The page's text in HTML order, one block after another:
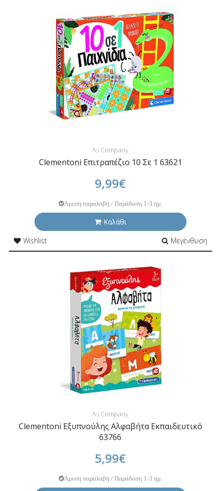
As Company
Clementoni Επιτραπέζιο 10 Σε 1 63621
9,99€
Άμεση παραλαβή / Παράδοση 1-3 ημ.
Καλάθι
Wishlist
Μεγένθυση
As Company
Clementoni Εξυπνούλης Αλφαβήτα Εκπαιδευτικό
63766
5,99€
Άμεση παραλαβή / Παράδοση 1-3 ημ.